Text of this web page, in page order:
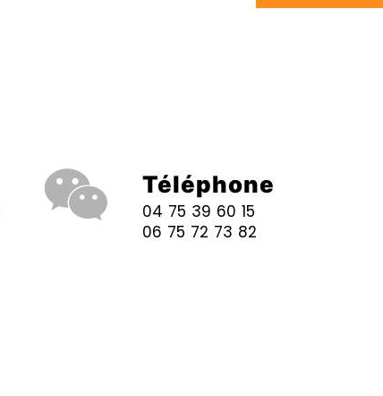
Téléphone
04 75 39 60 15
06 75 72 73 82